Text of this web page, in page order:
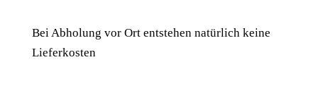
Bei Abholung vor Ort entstehen natürlich keine
Lieferkosten